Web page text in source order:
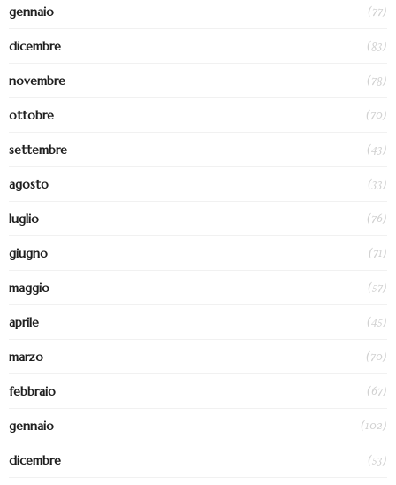
gennaio (77)
dicembre (83)
novembre (78)
ottobre (70)
settembre (43)
agosto (33)
luglio (76)
giugno (71)
maggio (57)
aprile (45)
marzo (70)
febbraio (67)
gennaio (102)
dicembre (53)